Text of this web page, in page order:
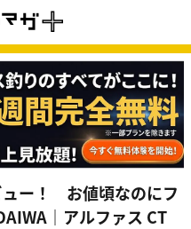
ュー！ お値頃なのにフ
｜アルファス CT